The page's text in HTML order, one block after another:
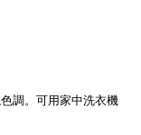
調。可用家中洗衣機